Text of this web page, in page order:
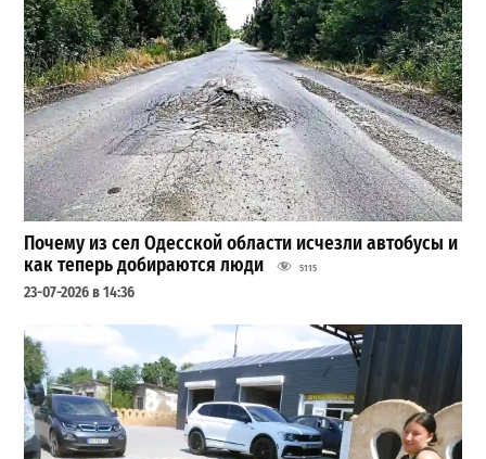
Почему из сел Одесской области исчезли автобусы и
как теперь добираются люди
5115
23-07-2026 в 14:36